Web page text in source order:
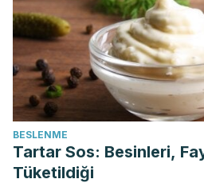
BESLENME
Tartar Sos: Besinleri,
Tüketildiği